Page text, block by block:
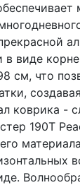
виде
см, что
коврика -
190T